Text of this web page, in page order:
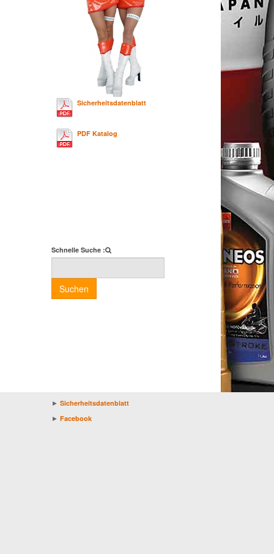
Sicherheitsdatenblatt
PDF Katalog
Schnelle Suche :
Suchen
► Sicherheitsdatenblatt
► Facebook